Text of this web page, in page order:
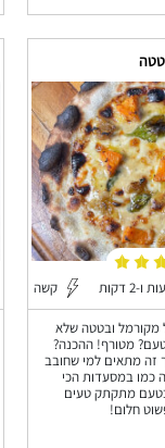
קשה
מקורמל ובטטה שלא
מטורף! ההכנה?
זה מתאים למי שחובב
כמו במסעדות הכי
מתקתק טעים
חלום!